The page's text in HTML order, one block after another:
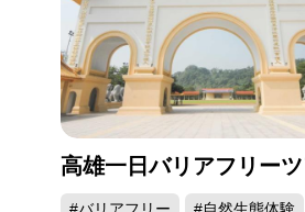
高雄一日バリアフリー